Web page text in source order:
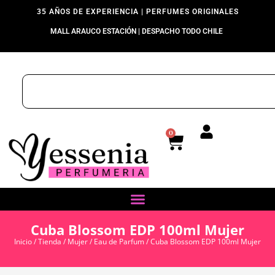
35 AÑOS DE EXPERIENCIA | PERFUMES ORIGINALES
MALL ARAUCO ESTACIÓN | DESPACHO TODO CHILE
0
Cuba Blossom EDP 100ml Mujer
Inicio/Tienda / Mujer/ Eau de Parfum/ Cuba Blossom EDP 100ml Mujer